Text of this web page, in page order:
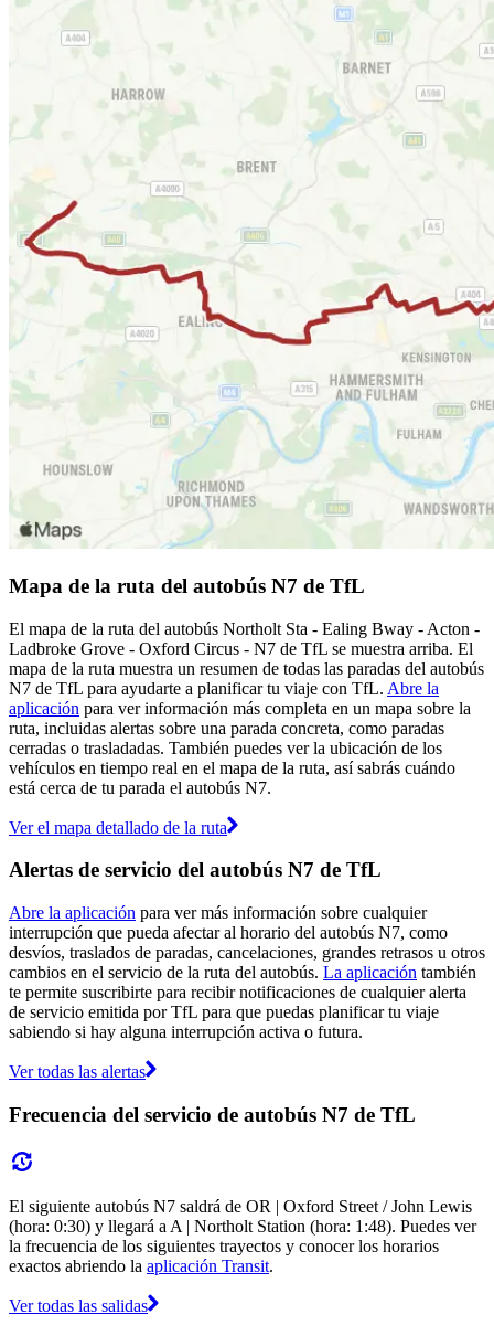
Mapa de la ruta del autobús N7 de TfL
El mapa de la ruta del autobús Northolt Sta - Ealing Bway - Acton -
Ladbroke Grove - Oxford Circus - N7 de TfL se muestra arriba. El
mapa de la ruta muestra un resumen de todas las paradas del autobús
N7 de TfL para ayudarte a planificar tu viaje con TfL. Abre la
aplicación para ver información más completa en un mapa sobre la
ruta, incluidas alertas sobre una parada concreta, como paradas
cerradas o trasladadas. También puedes ver la ubicación de los
vehículos en tiempo real en el mapa de la ruta, así sabrás cuándo
está cerca de tu parada el autobús N7.
Ver el mapa detallado de la ruta
Alertas de servicio del autobús N7 de TfL
Abre la aplicación para ver más información sobre cualquier
interrupción que pueda afectar al horario del autobús N7, como
desvíos, traslados de paradas, cancelaciones, grandes retrasos u otros
cambios en el servicio de la ruta del autobús. La aplicación también
te permite suscribirte para recibir notificaciones de cualquier alerta
de servicio emitida por TfL para que puedas planificar tu viaje
sabiendo si hay alguna interrupción activa o futura.
Ver todas las alertas
Frecuencia del servicio de autobús N7 de TfL
El siguiente autobús N7 saldrá de OR | Oxford Street / John Lewis
(hora: 0:30) y llegará a A | Northolt Station (hora: 1:48). Puedes ver
la frecuencia de los siguientes trayectos y conocer los horarios
exactos abriendo la aplicación Transit.
Ver todas las salidas